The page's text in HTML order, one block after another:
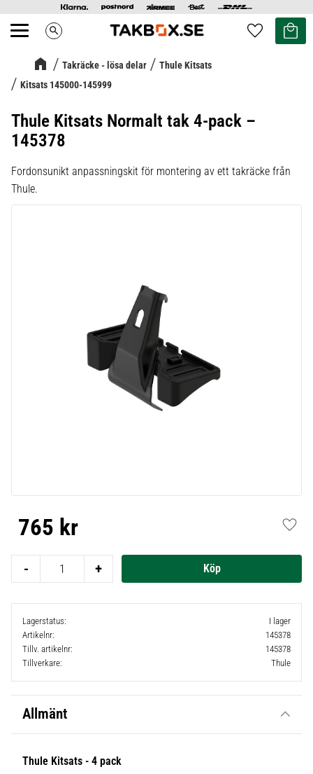
Meny search Favoriter
Kundvagn
Takräcke - lösa delar
Thule Kitsats
Kitsats 145000-145999
Thule Kitsats Normalt tak 4-pack –
145378
Fordonsunikt anpassningskit för montering av ett takräcke från
Thule.
765 kr
+
-
Lagerstatus
I lager
Artikelnr
145378
Tillv. artikelnr
145378
Tillverkare
Thule
Allmänt
Thule Kitsats - 4 pack